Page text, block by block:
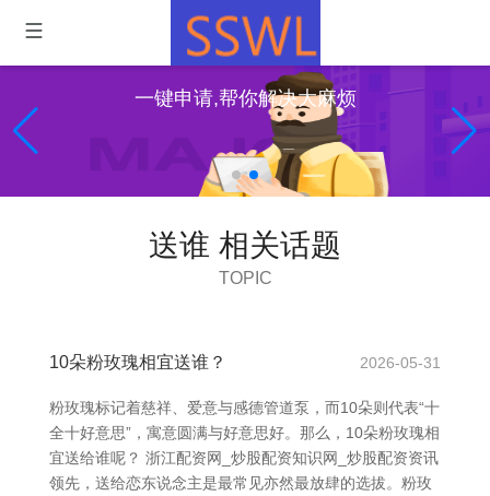
一键申请,帮你解决大麻烦
送谁 相关话题
TOPIC
10朵粉玫瑰相宜送谁？ 2026-05-31
粉玫瑰标记着慈祥、爱意与感德管道泵，而10朵则代表“十
全十好意思”，寓意圆满与好意思好。那么，10朵粉玫瑰相
宜送给谁呢？ 浙江配资网_炒股配资知识网_炒股配资资讯
领先，送给恋东说念主是最常见亦然最放肆的选拔。粉玫